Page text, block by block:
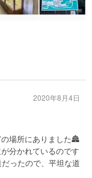
場所にありました🏯
分かれているのです
ったので、平坦な道
2020年8月4日